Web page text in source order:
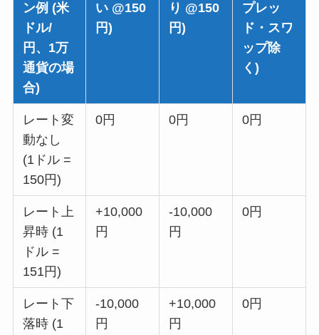
ン例 (米
ドル/
円、1万
通貨の場
合)
い @150
円)
り @150
円)
プレッ
ド・スワ
ップ除
く)
レート変
動なし
(1ドル =
150円)
0円 0円 0円
レート上
昇時 (1
ドル =
151円)
+10,000
円
-10,000
円
0円
レート下
落時 (1
-10,000
円
+10,000
円
0円